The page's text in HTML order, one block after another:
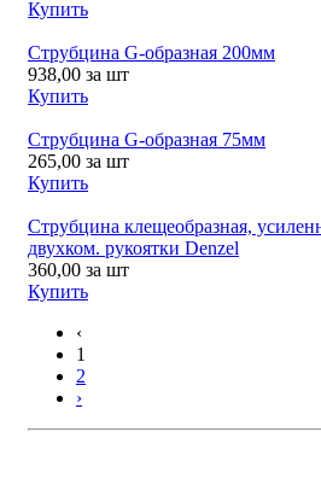
Купить
Струбцина G-образная 200мм
938,00 за шт
Купить
Струбцина G-образная 75мм
265,00 за шт
Купить
Струбцина клещеобразная,
двухком. рукоятки Denzel
360,00 за шт
Купить
‹
1
2
›